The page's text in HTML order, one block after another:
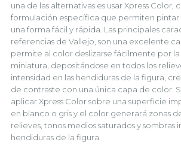
una de las alternativas es usar Xpress Color,
formulación específica que permiten pintar
una forma fácil y rápida. Las principales
referencias de Vallejo, son una excelente
permite al color deslizarse fácilmente por
miniatura, depositándose en todos los
intensidad en las hendiduras de la figura,
de contraste con una única capa de color.
aplicar Xpress Color sobre una superficie
en blanco o gris y el color generará zonas
relieves, tonos medios saturados y sombras
hendiduras de la figura.